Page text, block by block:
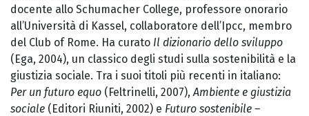
docente allo Schumacher College, professore onorario
all’Università di Kassel, collaboratore dell’Ipcc, membro
del Club of Rome. Ha curato Il dizionario dello sviluppo
(Ega, 2004), un classico degli studi sulla sostenibilità e la
giustizia sociale. Tra i suoi titoli più recenti in italiano:
Per un futuro equo (Feltrinelli, 2007),Ambiente e giustizia
sociale (Editori Riuniti, 2002) e Futuro sostenibile –